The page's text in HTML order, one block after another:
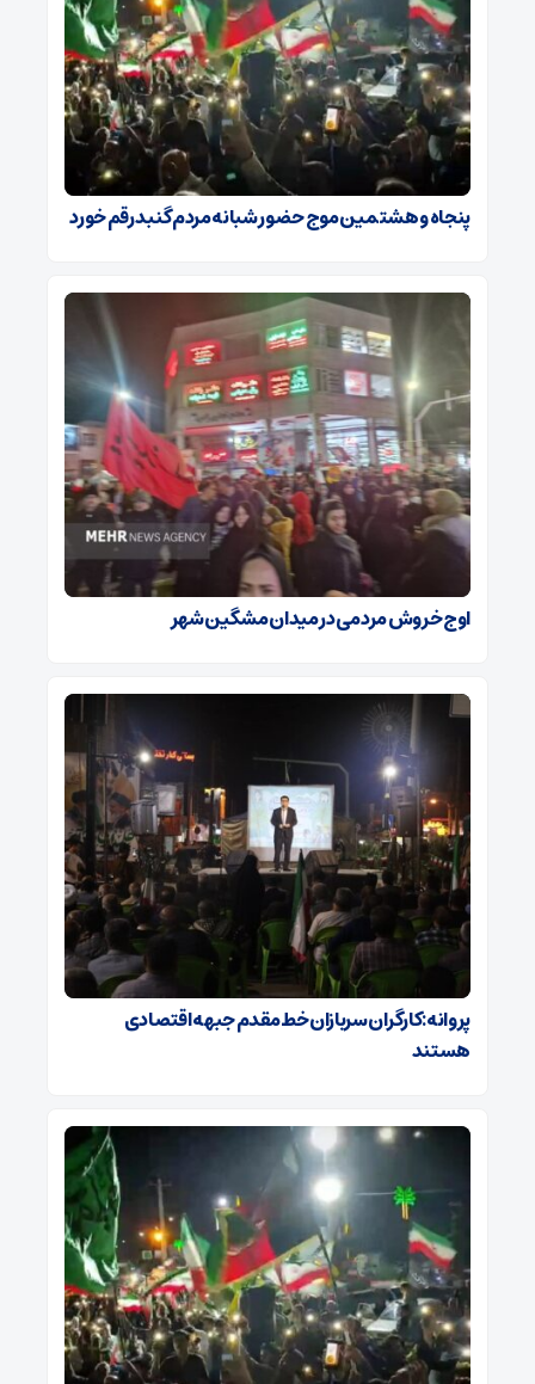
پنجاه‌ و هشتمین موج حضور شبانه مردم گنبد رقم خورد
اوج خروش مردمی در میدان مشگین شهر
پروانه:کارگران سربازان خط مقدم جبهه اقتصادی
هستند